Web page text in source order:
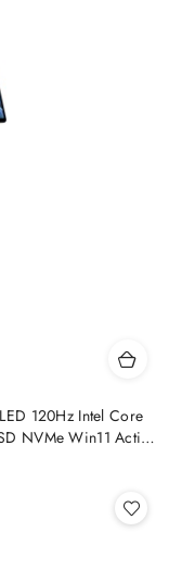
120Hz Intel Core
NVMe Win11 Active